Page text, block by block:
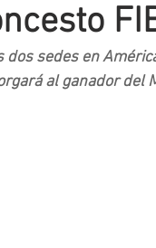
sedes en
al ganador del